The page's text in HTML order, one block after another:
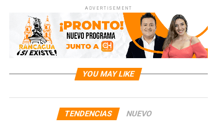
ADVERTISEMENT
YOU MAY LIKE
TENDENCIAS NUEVO